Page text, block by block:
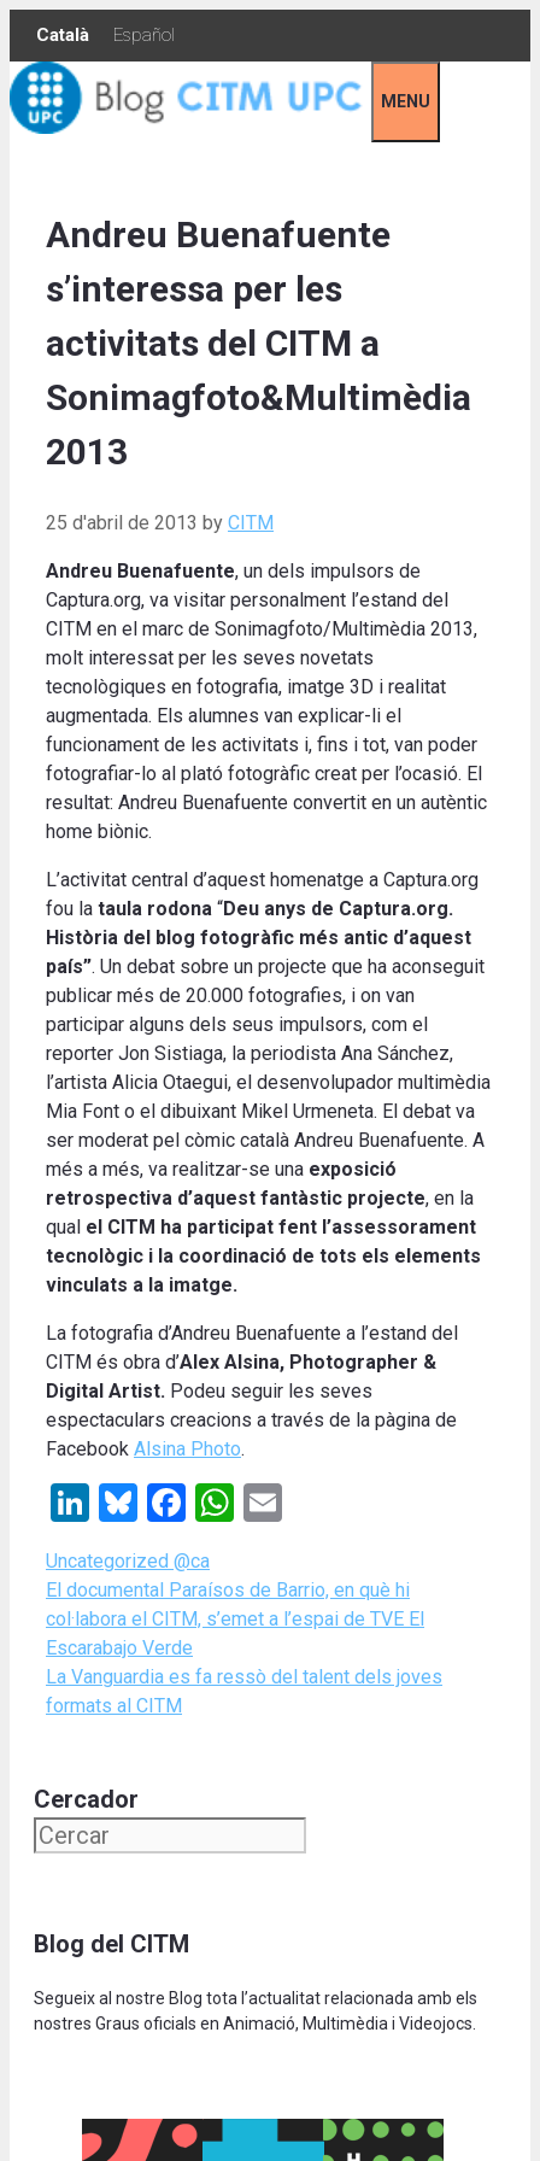
Skip
content
Català Español
MENU
Andreu Buenafuente
s’interessa per les
activitats del CITM a
Sonimagfoto&Multimèdia
2013
25 d'abril de 2013 by CITM
Andreu Buenafuente, un dels impulsors de
Captura.org, va visitar personalment l’estand del
CITM en el marc de Sonimagfoto/Multimèdia 2013,
molt interessat per les seves novetats
tecnològiques en fotografia, imatge 3D i realitat
augmentada. Els alumnes van explicar-li el
funcionament de les activitats i, fins i tot, van poder
fotografiar-lo al plató fotogràfic creat per l’ocasió. El
resultat: Andreu Buenafuente convertit en un autèntic
home biònic.
L’activitat central d’aquest homenatge a Captura.org
fou la taula rodona “Deu anys de Captura.org.
Història del blog fotogràfic més antic d’aquest
país”. Un debat sobre un projecte que ha aconseguit
publicar més de 20.000 fotografies, i on van
participar alguns dels seus impulsors, com el
reporter Jon Sistiaga, la periodista Ana Sánchez,
l’artista Alicia Otaegui, el desenvolupador multimèdia
Mia Font o el dibuixant Mikel Urmeneta. El debat va
ser moderat pel còmic català Andreu Buenafuente. A
més a més, va realitzar-se una exposició
retrospectiva d’aquest fantàstic projecte, en la
qual el CITM ha participat fent l’assessorament
tecnològic i la coordinació de tots els elements
vinculats a la imatge.
La fotografia d’Andreu Buenafuente a l’estand del
CITM és obra d’Alex Alsina, Photographer &
Digital Artist. Podeu seguir les seves
espectaculars creacions a través de la pàgina de
Facebook Alsina Photo.
LinkedIn
Bluesky
Facebook
WhatsApp
Categories
Uncategorized @ca
El documental Paraísos de Barrio, en què hi
col·labora el CITM, s’emet a l’espai de TVE El
Escarabajo Verde
La Vanguardia es fa ressò del talent dels joves
formats al CITM
Cercador
Blog del CITM
Segueix al nostre Blog tota l’actualitat relacionada amb els
nostres Graus oficials en Animació, Multimèdia i Videojocs.